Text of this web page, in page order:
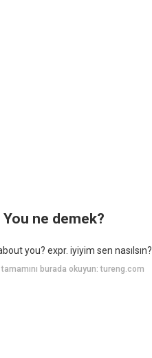
ne demek?
you? expr. iyiyim sen nasılsın?
tamamını burada okuyun: tureng.com